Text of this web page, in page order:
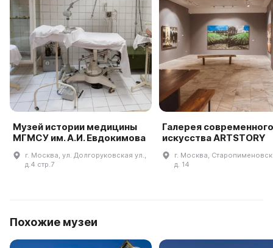
Музей истории медицины
МГМСУ им. А.И. Евдокимова
г. Москва, ул. Долгоруковская ул.,
д.4 стр.7
Галерея современного
искусства ARTSTORY
г. Москва,
д. 14
Похожие музеи